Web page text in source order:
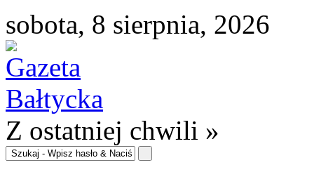
sobota, 8 sierpnia, 2026
Z ostatniej chwili »